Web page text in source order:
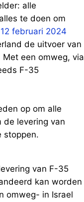
alle
te doen om
12 februari 2024
de uitvoer van
een omweg, via
F-35
op om alle
de levering van
stoppen.
van F-35
kan worden
omweg- in Israel